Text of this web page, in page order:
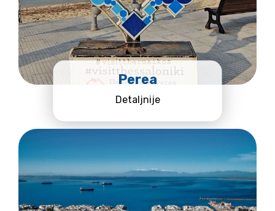
Perea
Detaljnije